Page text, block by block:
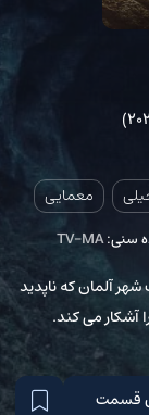
معمایی
سنی:TV-MA
آلمان که ناپدید
آشکار می کند.
قسمت